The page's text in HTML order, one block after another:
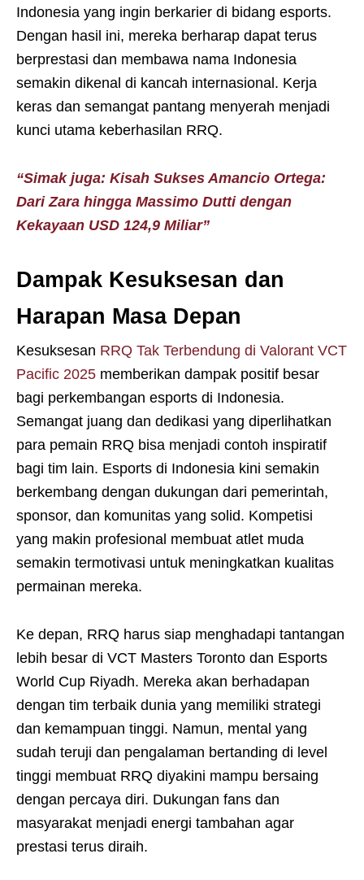
Indonesia yang ingin berkarier di bidang esports.
Dengan hasil ini, mereka berharap dapat terus
berprestasi dan membawa nama Indonesia
semakin dikenal di kancah internasional. Kerja
keras dan semangat pantang menyerah menjadi
kunci utama keberhasilan RRQ.
“Simak juga: Kisah Sukses Amancio Ortega:
Dari Zara hingga Massimo Dutti dengan
Kekayaan USD 124,9 Miliar”
Dampak Kesuksesan dan
Harapan Masa Depan
Kesuksesan RRQ Tak Terbendung di Valorant VCT
Pacific 2025 memberikan dampak positif besar
bagi perkembangan esports di Indonesia.
Semangat juang dan dedikasi yang diperlihatkan
para pemain RRQ bisa menjadi contoh inspiratif
bagi tim lain. Esports di Indonesia kini semakin
berkembang dengan dukungan dari pemerintah,
sponsor, dan komunitas yang solid. Kompetisi
yang makin profesional membuat atlet muda
semakin termotivasi untuk meningkatkan kualitas
permainan mereka.
Ke depan, RRQ harus siap menghadapi tantangan
lebih besar di VCT Masters Toronto dan Esports
World Cup Riyadh. Mereka akan berhadapan
dengan tim terbaik dunia yang memiliki strategi
dan kemampuan tinggi. Namun, mental yang
sudah teruji dan pengalaman bertanding di level
tinggi membuat RRQ diyakini mampu bersaing
dengan percaya diri. Dukungan fans dan
masyarakat menjadi energi tambahan agar
prestasi terus diraih.